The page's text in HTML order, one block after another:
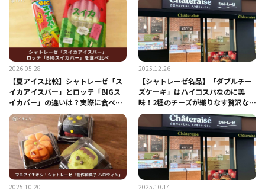
2026.05.28
【夏アイス比較】シャトレーゼ「ス
イカアイスバー」とロッテ「BIGス
イカバー」の違いは？実際に食べ比
べて徹底検証！
2025.12.26
【シャトレーゼ名品】「ダブルチー
ズケーキ」はハイコスパなのに美
味！2種のチーズが織りなす贅沢な味
わい
2025.10.20 2025.10.14